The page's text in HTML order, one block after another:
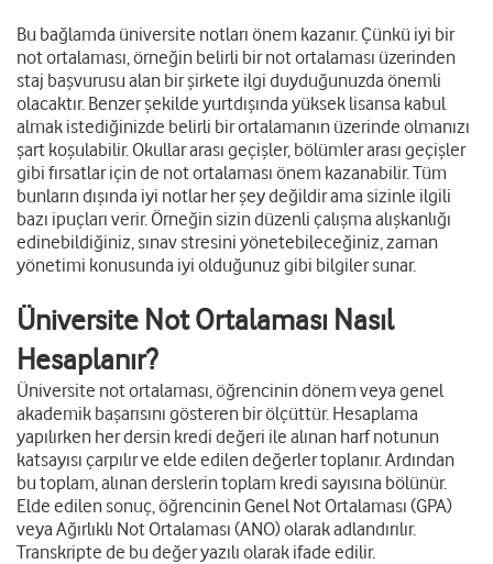
Bu bağlamda üniversite notları önem kazanır. Çünkü iyi bir
not ortalaması, örneğin belirli bir not ortalaması üzerinden
staj başvurusu alan bir şirkete ilgi duyduğunuzda önemli
olacaktır. Benzer şekilde yurtdışında yüksek lisansa kabul
almak istediğinizde belirli bir ortalamanın üzerinde olmanızı
şart koşulabilir. Okullar arası geçişler, bölümler arası geçişler
gibi fırsatlar için de not ortalaması önem kazanabilir. Tüm
bunların dışında iyi notlar her şey değildir ama sizinle ilgili
bazı ipuçları verir. Örneğin sizin düzenli çalışma alışkanlığı
edinebildiğiniz, sınav stresini yönetebileceğiniz, zaman
yönetimi konusunda iyi olduğunuz gibi bilgiler sunar.
Üniversite Not Ortalaması Nasıl
Hesaplanır?
Üniversite not ortalaması, öğrencinin dönem veya genel
akademik başarısını gösteren bir ölçüttür. Hesaplama
yapılırken her dersin kredi değeri ile alınan harf notunun
katsayısı çarpılır ve elde edilen değerler toplanır. Ardından
bu toplam, alınan derslerin toplam kredi sayısına bölünür.
Elde edilen sonuç, öğrencinin Genel Not Ortalaması (GPA)
veya Ağırlıklı Not Ortalaması (ANO) olarak adlandırılır.
Transkripte de bu değer yazılı olarak ifade edilir.